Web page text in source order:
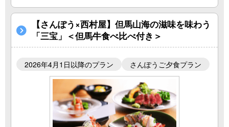
【さんぽう×西村屋】但馬山海の滋味を味わう
「三宝」＜但馬牛食べ比べ付き＞
2026年4月1日以降のプラン さんぽうご夕食プラン